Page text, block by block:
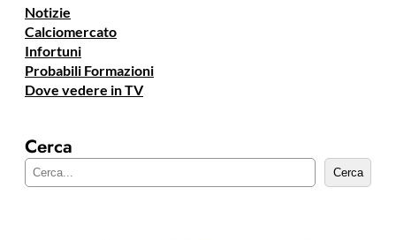
Notizie
Calciomercato
Infortuni
Probabili Formazioni
Dove vedere in TV
Cerca
e
Cerca